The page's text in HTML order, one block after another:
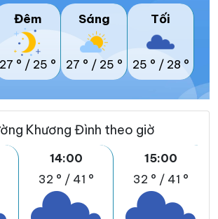
Đêm
27 ° / 25 °
Sáng
27 ° / 25 °
Tối
25 ° / 28 °
Khương Đình theo giờ
14:00
32 ° / 41 °
15:00
32 ° / 41 °